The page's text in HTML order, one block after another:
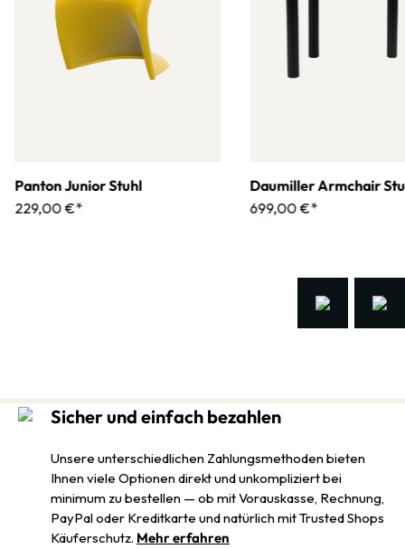
Panton Junior Stuhl
229,00 €*
Daumiller Armchair
699,00 €*
Sicher und einfach bezahlen
Unsere unterschiedlichen Zahlungsmethoden bieten
Ihnen viele Optionen direkt und unkompliziert bei
minimum zu bestellen — ob mit Vorauskasse, Rechnung,
PayPal oder Kreditkarte und natürlich mit Trusted Shops
Käuferschutz. Mehr erfahren